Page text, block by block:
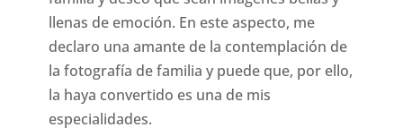
llenas de emoción. En este aspecto, me
declaro una amante de la contemplación de
la fotografía de familia y puede que, por ello,
la haya convertido es una de mis
especialidades.